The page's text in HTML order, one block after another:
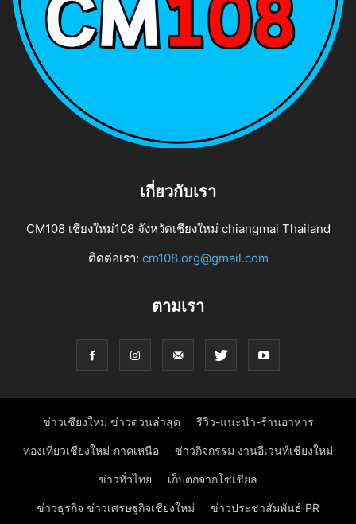
เกี่ยวกับเรา
CM108 เชียงใหม่108 จังหวัดเชียงใหม่ chiangmai Thailand
ติดต่อเรา: cm108.org@gmail.com
ตามเรา
ข่าวเชียงใหม่ ข่าวด่วนล่าสุด รีวิว-แนะนำ-ร้านอาหาร
ท่องเที่ยวเชียงใหม่ ภาคเหนือ ข่าวกิจกรรม งานอีเวนท์เชียงใหม่
ข่าวทั่วไทย เก็บตกจากโซเชียล
ข่าวธุรกิจ ข่าวเศรษฐกิจเชียงใหม่ ข่าวประชาสัมพันธ์ PR